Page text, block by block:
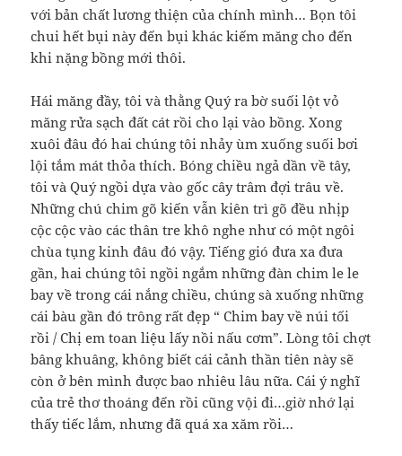
với bản chất lương thiện của chính mình… Bọn tôi
chui hết bụi này đến bụi khác kiếm măng cho đến
khi nặng bồng mới thôi.
Hái măng đầy, tôi và thằng Quý ra bờ suối lột vỏ
măng rửa sạch đất cát rồi cho lại vào bồng. Xong
xuôi đâu đó hai chúng tôi nhảy ùm xuống suối bơi
lội tắm mát thỏa thích. Bóng chiều ngả dần về tây,
tôi và Quý ngồi dựa vào gốc cây trâm đợi trâu về.
Những chú chim gõ kiến vẫn kiên trì gõ đều nhịp
cộc cộc vào các thân tre khô nghe như có một ngôi
chùa tụng kinh đâu đó vậy. Tiếng gió đưa xa đưa
gần, hai chúng tôi ngồi ngắm những đàn chim le le
bay về trong cái nắng chiều, chúng sà xuống những
cái bàu gần đó trông rất đẹp “ Chim bay về núi tối
rồi / Chị em toan liệu lấy nồi nấu cơm”. Lòng tôi chợt
bâng khuâng, không biết cái cảnh thần tiên này sẽ
còn ở bên mình được bao nhiêu lâu nữa. Cái ý nghĩ
của trẻ thơ thoáng đến rồi cũng vội đi…giờ nhớ lại
thấy tiếc lắm, nhưng đã quá xa xăm rồi…